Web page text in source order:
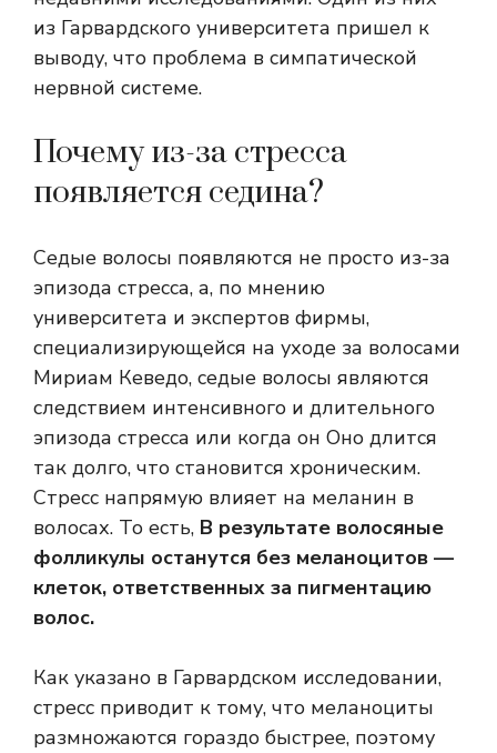
из Гарвардского университета пришел к
выводу, что проблема в симпатической
нервной системе.
Почему из-за стресса
появляется седина?
Седые волосы появляются не просто из-за
эпизода стресса, а, по мнению
университета и экспертов фирмы,
специализирующейся на уходе за волосами
Мириам Кеведо, седые волосы являются
следствием интенсивного и длительного
эпизода стресса или когда он Оно длится
так долго, что становится хроническим.
Стресс напрямую влияет на меланин в
волосах. То есть, В результате волосяные
фолликулы останутся без меланоцитов —
клеток, ответственных за пигментацию
волос.
Как указано в Гарвардском исследовании,
стресс приводит к тому, что меланоциты
размножаются гораздо быстрее, поэтому